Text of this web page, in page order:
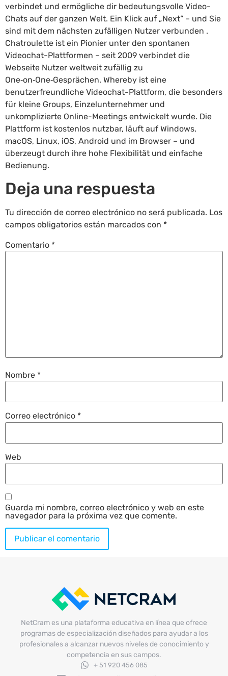
verbindet und ermögliche dir bedeutungsvolle Video-
Chats auf der ganzen Welt. Ein Klick auf „Next“ – und Sie
sind mit dem nächsten zufälligen Nutzer verbunden .
Chatroulette ist ein Pionier unter den spontanen
Videochat-Plattformen – seit 2009 verbindet die
Webseite Nutzer weltweit zufällig zu
One‑on‑One‑Gesprächen. Whereby ist eine
benutzerfreundliche Videochat-Plattform, die besonders
für kleine Groups, Einzelunternehmer und
unkomplizierte Online-Meetings entwickelt wurde. Die
Plattform ist kostenlos nutzbar, läuft auf Windows,
macOS, Linux, iOS, Android und im Browser – und
überzeugt durch ihre hohe Flexibilität und einfache
Bedienung.
Deja una respuesta
Tu dirección de correo electrónico no será publicada. Los
campos obligatorios están marcados con *
Comentario *
Nombre *
Correo electrónico *
Web
Guarda mi nombre, correo electrónico y web en este
navegador para la próxima vez que comente.
NetCram es una plataforma educativa en línea que ofrece
programas de especialización diseñados para ayudar a los
profesionales a alcanzar nuevos niveles de conocimiento y
competencia en sus campos.
+ 51 920 456 085